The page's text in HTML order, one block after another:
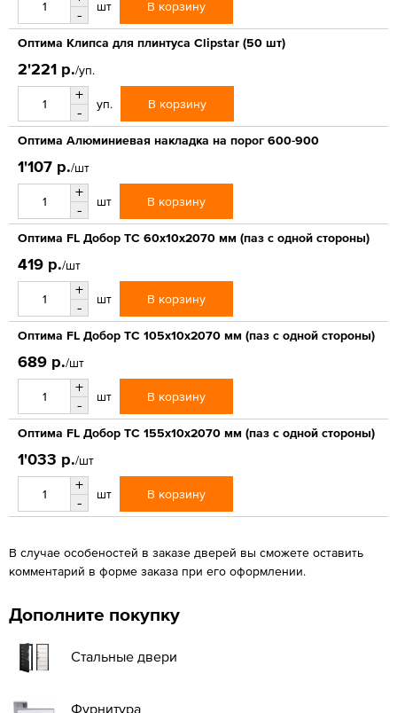
-
шт В корзину
Оптима Клипса для плинтуса Clipstar (50 шт)
2'221 р./уп.
+
-
уп. В корзину
Оптима Алюминиевая накладка на порог 600-900
1'107 р./шт
+
-
шт В корзину
Оптима FL Добор ТС 60х10х2070 мм (паз с одной стороны)
419 р./шт
+
-
шт В корзину
Оптима FL Добор ТС 105х10х2070 мм (паз с одной стороны)
689 р./шт
+
-
шт В корзину
Оптима FL Добор ТС 155х10х2070 мм (паз с одной стороны)
1'033 р./шт
+
-
шт В корзину
В случае особеностей в заказе дверей вы сможете оставить
комментарий в форме заказа при его оформлении.
Дополните покупку
Стальные двери
Фурнитура